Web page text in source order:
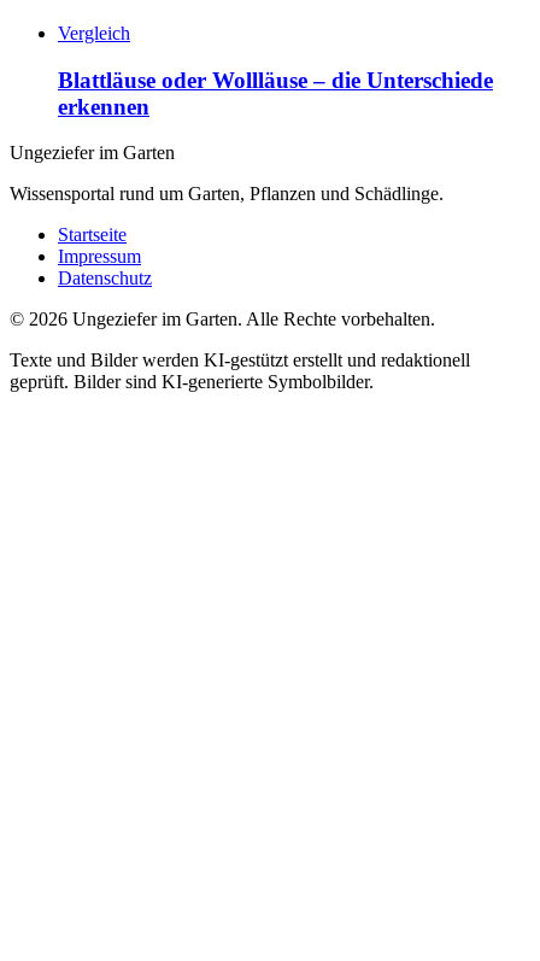
Vergleich
Blattläuse oder Wollläuse – die Unterschiede
erkennen
Ungeziefer im Garten
Wissensportal rund um Garten, Pflanzen und Schädlinge.
Startseite
Impressum
Datenschutz
© 2026 Ungeziefer im Garten. Alle Rechte vorbehalten.
Texte und Bilder werden KI-gestützt erstellt und redaktionell
geprüft. Bilder sind KI-generierte Symbolbilder.